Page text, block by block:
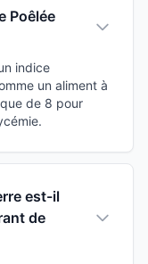
Poêlée
indice
un aliment à
de 8 pour
est-il
de